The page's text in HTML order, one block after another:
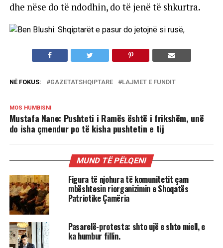
dhe nëse do të ndodhin, do të jenë të shkurtra.
NË FOKUS: GAZETATSHQIPTARE LAJMET E FUNDIT
MOS HUMBISNI
Mustafa Nano: Pushteti i Ramës është i frikshëm, unë
do isha çmendur po të kisha pushtetin e tij
MUND TË PËLQENI
Figura të njohura të komunitetit çam
mbështesin riorganizimin e Shoqatës
Patriotike Çamëria
Pasarelë-protesta: shto ujë e shto miell, e
ka humbur fillin.